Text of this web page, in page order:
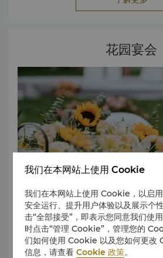
花园宴会
西安香格里拉拥有户外花园场地，提供
食菜单，是您举办专属难忘活
我们在本网站上使用 Cookie
我们在本网站上使用 Cookie，以启
安全运行、提升用户体验以及展示个
击“全部接受”，即表示您同意我们使
时点击“管理 Cookie”，管理您的
们如何使用 Cookie 以及您如何更改
信息，请查看Cookie 政策。